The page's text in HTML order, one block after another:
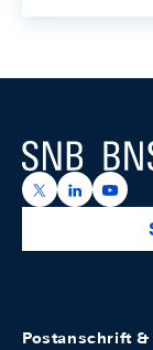
Logo
https://https://
Postanschrift